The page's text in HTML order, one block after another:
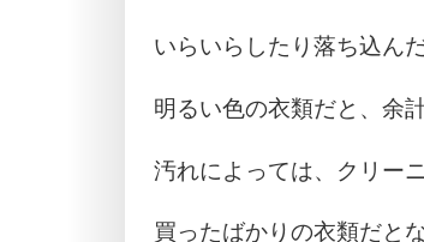
いらいらしたり落ち込ん
明るい色の衣類だと、余
汚れによっては、クリー
買ったばかりの衣類だと